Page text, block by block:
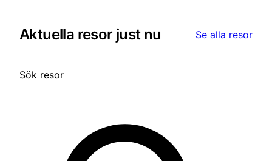
Aktuella resor just nu Se alla resor
Sök resor